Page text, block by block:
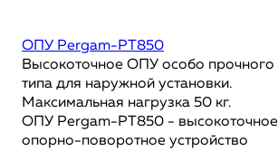
ОПУ Pergam-PT850
Высокоточное ОПУ особо прочного
типа для наружной установки.
Максимальная нагрузка 50 кг.
ОПУ Pergam-PT850 - высокоточное
опорно-поворотное устройство